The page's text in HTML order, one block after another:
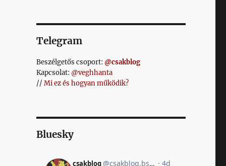
Telegram
Beszélgetős csoport: @csakblog
Kapcsolat: @veghhanta
// Mi ez és hogyan működik?
Bluesky